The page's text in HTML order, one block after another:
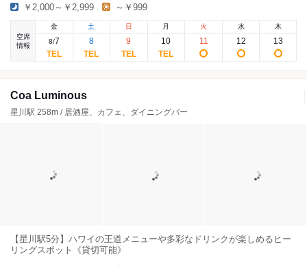
￥2,000～￥2,999 ～￥999
空席
情報
金
8/7
土
8
日
9
月
10
火
11
水
12
木
13
Coa Luminous
星川駅 258m / 居酒屋、カフェ、ダイニングバー
【星川駅5分】ハワイの王道メニューや多彩なドリンクが楽しめるヒー
リングスポット《貸切可能》